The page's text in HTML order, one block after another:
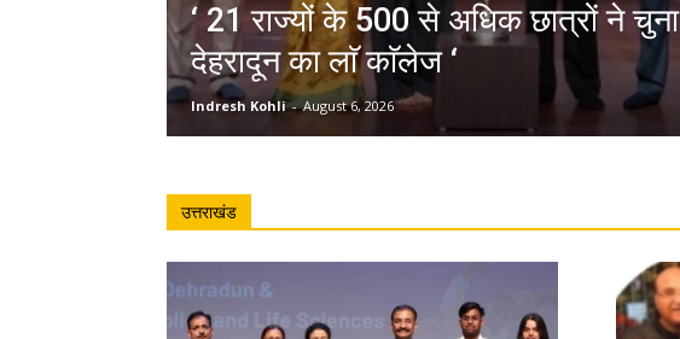
‘ 21 राज्यों के 500 से अधिक छात्रों ने चुना
देहरादून का लाॅ काॅलेज ‘
Indresh Kohli - August 6, 2026
उत्तराखंड